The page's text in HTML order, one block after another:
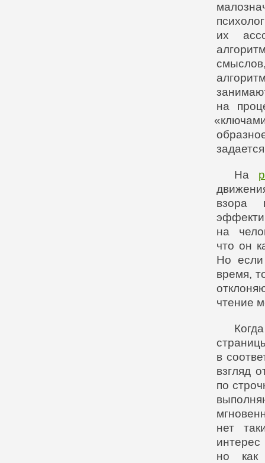
их
на
На
взора
на
что он
Но если
время,
чтение
в
взгляд
по
нет
но как